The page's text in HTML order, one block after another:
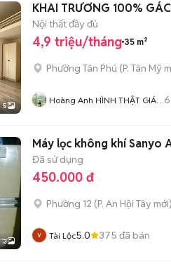
5
KHAI TRƯƠNG 100%
Nội thất đầy đủ
4,9 triệu/tháng 35 m²
Phường Tân Phú (P. Tân Mỹ
Hoàng Anh HÌNH THẬT GIÁ
6
3
Máy lọc không khí Sanyo
Đã sử dụng
450.000 đ
Phường 12 (P. An Hội Tây mới)
Tài Lộc5.0 375 đã bán